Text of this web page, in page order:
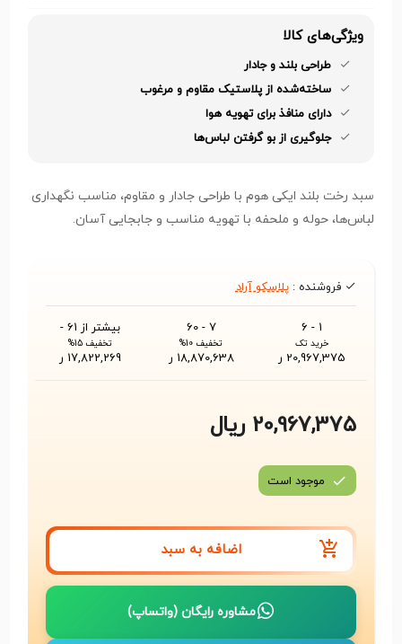
ویژگی‌های کالا
طراحی بلند و جادار
ساخته‌شده از پلاستیک مقاوم و مرغوب
دارای منافذ برای تهویه هوا
جلوگیری از بو گرفتن لباس‌ها
سبد رخت بلند ایکی هوم با طراحی جادار و مقاوم، مناسب نگهداری
لباس‌ها، حوله و ملحفه با تهویه مناسب و جابجایی آسان.
فروشنده :پلاسکو آراد
1 - 6
خرید تک
20,967,375 ر
7 - 60
تخفیف 10%
18,870,638 ر
بیشتر از 61 -
تخفیف 15%
17,822,269 ر
20,967,375 ریال
موجود است
اضافه به سبد
مشاوره رایگان (واتساپ)